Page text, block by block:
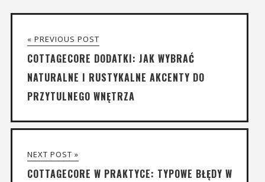
« PREVIOUS POST
COTTAGECORE DODATKI: JAK WYBRAĆ
NATURALNE I RUSTYKALNE AKCENTY DO
PRZYTULNEGO WNĘTRZA
NEXT POST »
COTTAGECORE W PRAKTYCE: TYPOWE BŁĘDY W